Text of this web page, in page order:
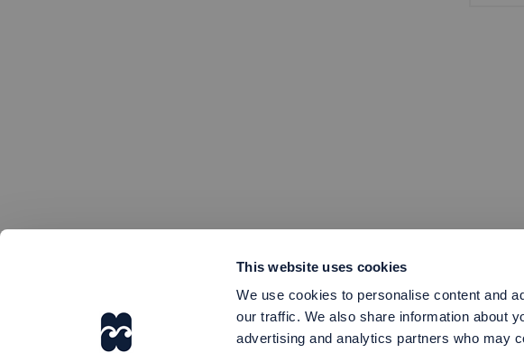
This website uses cookies
We use cookies to personalise content and
our traffic. We also share information about
advertising and analytics partners who may